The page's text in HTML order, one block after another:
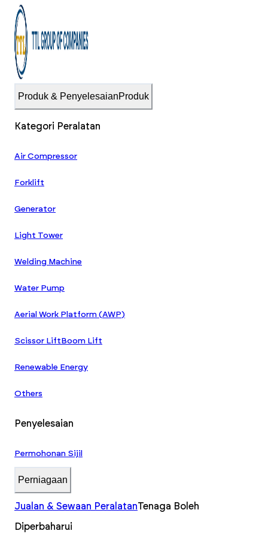
Produk & PenyelesaianProduk
Kategori Peralatan
Air Compressor
Forklift
Generator
Light Tower
Welding Machine
Water Pump
Aerial Work Platform (AWP)
Scissor Lift Boom Lift
Renewable Energy
Others
Penyelesaian
Permohonan Sijil
Perniagaan
Jualan & Sewaan PeralatanTenaga Boleh
Diperbaharui